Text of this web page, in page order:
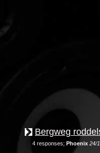
Bergweg
4 responses; Phoenix 24/